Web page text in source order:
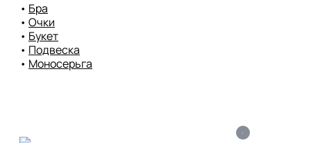
• Бра
• Очки
• Букет
• Подвеска
• Моносерьга
i